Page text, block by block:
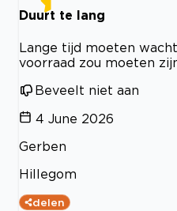
Duurt te lang
Lange tijd moeten
voorraad zou moeten
Beveelt niet aan
4 June 2026
Gerben
Hillegom
delen